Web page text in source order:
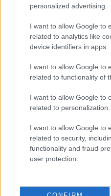
personalized advertising.
I want to allow Google to
related to analytics like
device identifiers in apps.
I want to allow Google to
related to functionality of
I want to allow Google to
related to personalization.
I want to allow Google to
related to security,
functionality and fraud
user protection.
Ez egy különösen mókás
minőségű nyomtatott
kézügyességre van
poén, ügyeljünk arra,
alany hajzata hasonlóak
kiváló, nagyobb sikere